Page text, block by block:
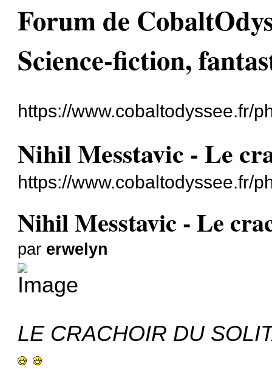
Forum de
Science-fiction,
https://www.cobaltodyssee.fr/
Nihil Messtavic - Le
https://www.cobaltodyssee.fr/
Nihil Messtavic - Le
par erwelyn
LE CRACHOIR DU